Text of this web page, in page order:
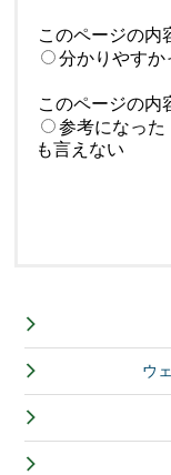
このページの内
分かりやすか
このページの内
参考になった
も言えない
ウ